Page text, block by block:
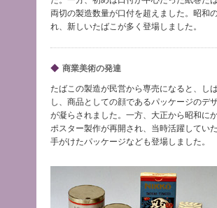
両切の製造数量が口付を超えました。昭和
れ、新しいたばこが多く登場しました。
◆ 商業美術の発達
たばこの製造が民営から専売になると、し
し、商品としての顔であるパッケージのデ
が凝らされました。一方、大正から昭和に
ポスター製作が再開され、当時活躍してい
手がけたパッケージなども登場しました。